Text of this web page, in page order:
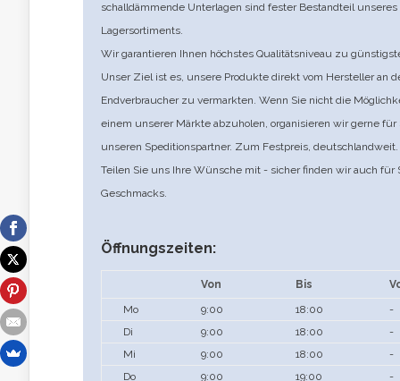
schalldämmende Unterlagen sind fester Bestandteil
Lagersortiments.
Wir garantieren Ihnen höchstes Qualitätsniveau zu
Unser Ziel ist es, unsere Produkte direkt vom Hersteller an
Endverbraucher zu vermarkten. Wenn Sie nicht die
einem unserer Märkte abzuholen, organisieren wir gerne
unseren Speditionspartner. Zum Festpreis, deutschlandweit.
Teilen Sie uns Ihre Wünsche mit - sicher finden wir auch für
Geschmacks.
Öffnungszeiten:
Von Bis
Mo
9:00 18:00 -
Di
9:00 18:00 -
Mi
9:00 18:00 -
Do
9:00 19:00 -